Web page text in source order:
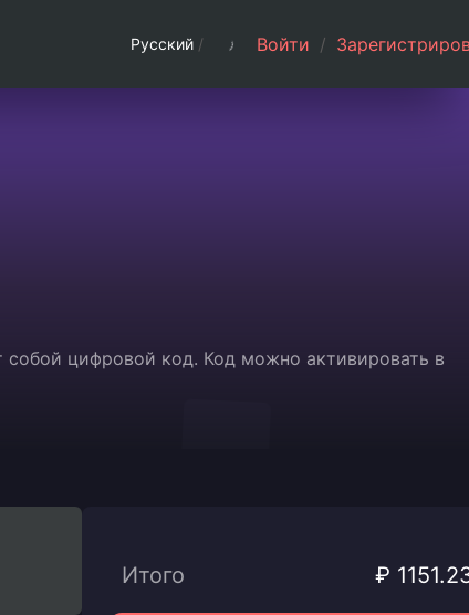
Русский / Войти /
цифровой код. Код можно активировать в
Итого ₽